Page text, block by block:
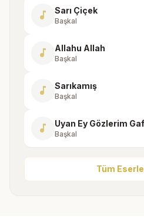
music_note Sarı Çiçek
Başkal
music_note Allahu Allah
Başkal
music_note Sarıkamış
Başkal
music_note Uyan Ey Gözlerim
Başkal
Tüm